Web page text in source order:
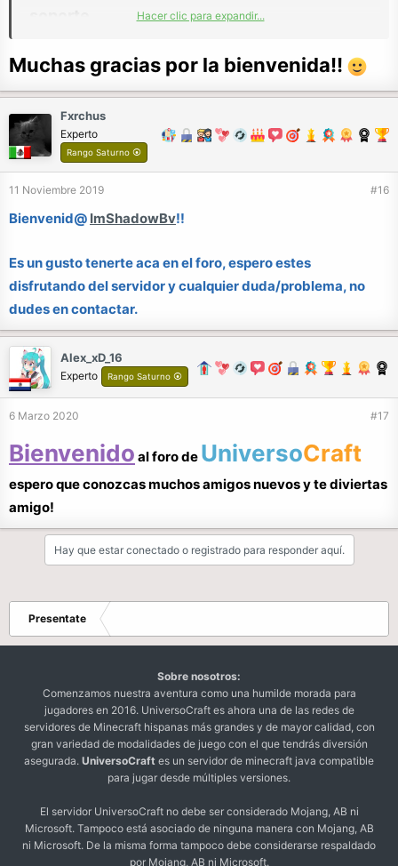
Si necesitas ayuda o quieres resolver
alguna duda no dudes en preguntarme a mi
otro miembro de la comunidad.
Hacer clic para expandir...
Muchas gracias por la bienvenida!!
Fxrchus
Experto
Rango Saturno ⦿
11 Noviembre 2019 #16
Bienvenid@ ImShadowBv!!
Es un gusto tenerte aca en el foro, espero estes
disfrutando del servidor y cualquier duda/problema, no
dudes en contactar.
Alex_xD_16
Experto Rango Saturno ⦿
6 Marzo 2020 #17
Bienvenido al foro de UniversoCraft
espero que conozcas muchos amigos nuevos y te diviertas
amigo!
Hay que estar conectado o registrado para responder aquí.
Presentate
Sobre nosotros:
Comenzamos nuestra aventura como una humilde morada para
jugadores en 2016. UniversoCraft es ahora una de las redes de
servidores de Minecraft hispanas más grandes y de mayor calidad, con
gran variedad de modalidades de juego con el que tendrás diversión
asegurada. UniversoCraft es un servidor de minecraft java compatible
para jugar desde múltiples versiones.
El servidor UniversoCraft no debe ser considerado Mojang, AB ni
Microsoft. Tampoco está asociado de ninguna manera con Mojang, AB
ni Microsoft. De la misma forma tampoco debe considerarse respaldado
por Mojang, AB ni Microsoft.